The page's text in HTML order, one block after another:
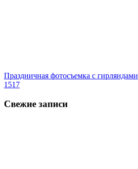
Праздничная фотосъемка с гирляндами
1517
Свежие записи